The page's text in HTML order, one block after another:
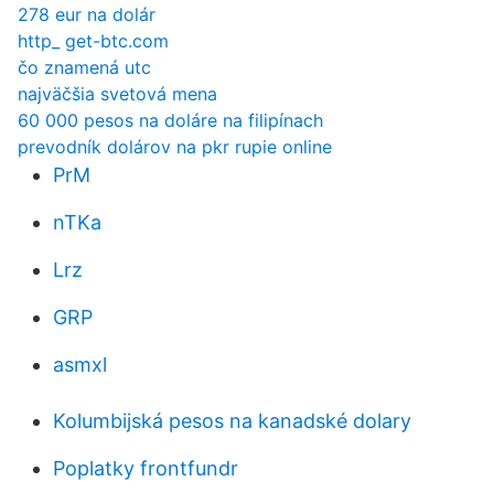
278 eur na dolár
http_ get-btc.com
čo znamená utc
najväčšia svetová mena
60 000 pesos na doláre na filipínach
prevodník dolárov na pkr rupie online
PrM
nTKa
Lrz
GRP
asmxl
Kolumbijská pesos na kanadské dolary
Poplatky frontfundr